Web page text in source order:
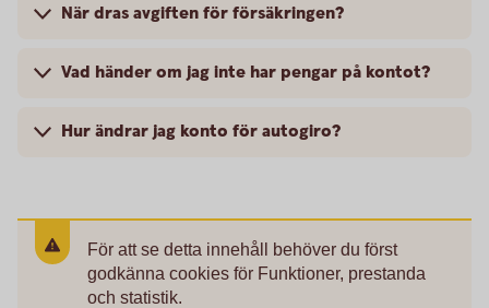
När dras avgiften för försäkringen?
Vad händer om jag inte har pengar på kontot?
Hur ändrar jag konto för autogiro?
För att se detta innehåll behöver du först
godkänna cookies för Funktioner, prestanda
och statistik.